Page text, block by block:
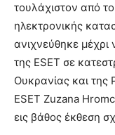
τουλάχιστον από
ηλεκτρονικής
ανιχνεύθηκε
της ESET σε
Ουκρανίας και της
ESET Zuzana
εις βάθος έκθεση